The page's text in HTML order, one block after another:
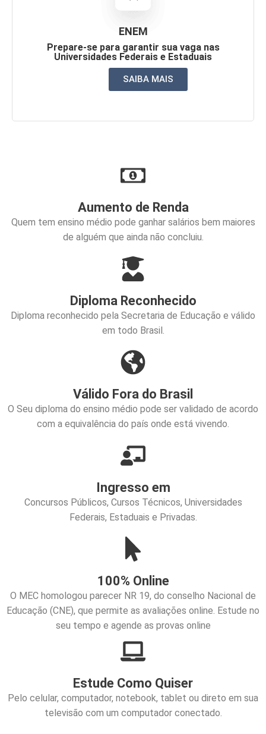
ENEM
Prepare-se para garantir sua vaga nas
Universidades Federais e Estaduais
SAIBA MAIS
Aumento de Renda
Quem tem ensino médio pode ganhar salários bem maiores
de alguém que ainda não concluiu.
Diploma Reconhecido
Diploma reconhecido pela Secretaria de Educação e válido
em todo Brasil.
Válido Fora do Brasil
O Seu diploma do ensino médio pode ser validado de acordo
com a equivalência do país onde está vivendo.
Ingresso em
Concursos Públicos, Cursos Técnicos, Universidades
Federais, Estaduais e Privadas.
100% Online
O MEC homologou parecer NR 19, do conselho Nacional de
Educação (CNE), que permite as avaliações online. Estude no
seu tempo e agende as provas online
Estude Como Quiser
Pelo celular, computador, notebook, tablet ou direto em sua
televisão com um computador conectado.